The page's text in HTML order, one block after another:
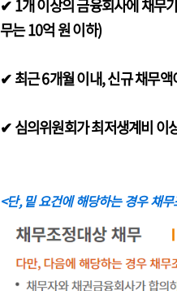
✔ 1개 이상의 금융회사에 채무
무는 10억 원 이하)
✔ 최근 6개월 이내, 신규 채무
✔ 심의위원회가 최저생계비 이
<단, 밑 요건에 해당하는 경우 채